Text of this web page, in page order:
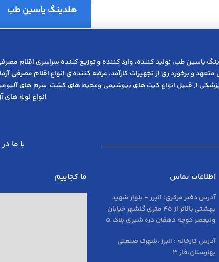
هلدینگ یاسین طب
یاسین طب، تولید کننده، وارد کننده و توزیع کننده سراسری اقلام
متعهد و ﺑﺮﺧﻮرداری از ﺗﺠﻬﯿﺰات ﮐﺎرآﻣﺪ، عرضه کننده ی انواع اﻗﻼم مصرفی
از قبیل انواع کیت های بیوشیمی ومحیط های کشت، سرم های
انواع لوله
با ما
اطلاعات تماس
آدرس دفتر مرکزی: البرز – بلوار شهید
بهشتی بالاتر از 45 متری گلشهر خیابان
ولیعصر کوچه دهقان دره شیری پلاک 5
آدرس کارخانه : البرز ،شهرک صنعتی
بهارستان،فاز 3
ما کجاییم